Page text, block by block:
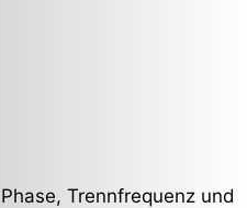
Trennfrequenz und